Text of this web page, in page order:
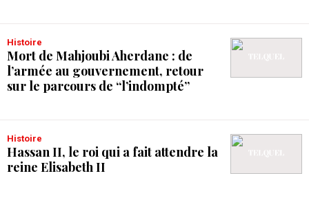
Histoire
Mort de Mahjoubi Aherdane : de
l’armée au gouvernement, retour
sur le parcours de “l’indompté”
Histoire
Hassan II, le roi qui a fait attendre la
reine Elisabeth II